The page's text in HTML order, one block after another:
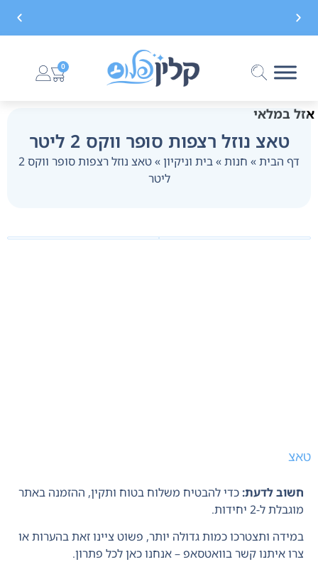
משלוח חינם בקנייה מעל 299 ₪, לא כולל בישום 0
אזל במלאי
טאצ נוזל רצפות סופר ווקס 2 ליטר
דף הבית» חנות»בית וניקיון»
טאצ נוזל רצפות סופר ווקס 2
ליטר
טאצ
חשוב לדעת: כדי להבטיח משלוח בטוח ותקין, ההזמנה באתר
מוגבלת ל-2 יחידות.
במידה ותצטרכו כמות גדולה יותר, פשוט ציינו זאת בהערות או
צרו איתנו קשר בוואטסאפ – אנחנו כאן לכל פתרון.